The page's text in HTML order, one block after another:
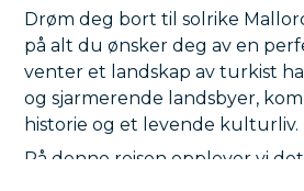
Drøm deg bort til solrike
på alt du ønsker deg av en
venter et landskap av turkist
og sjarmerende landsbyer,
historie og et levende kulturliv.
På denne reisen opplever vi